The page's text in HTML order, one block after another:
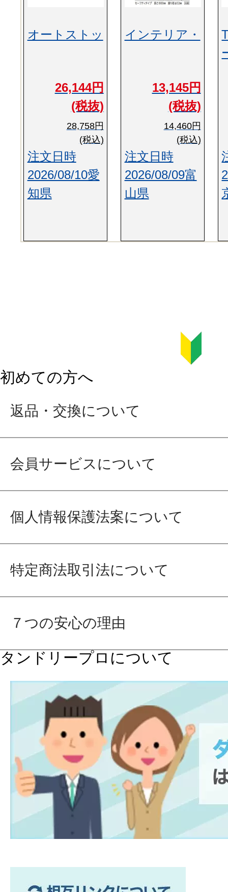
オートストッ
26,144円
(税抜)
28,758円
(税込)
注文日時
2026/08/10愛
知県
インテリア・
13,145円
(税抜)
14,460円
(税込)
注文日時
2026/08/09富
山県
初めての方へ
返品・交換について
会員サービスについて
個人情報保護法案について
特定商法取引法について
７つの安心の理由
タンドリープロについて